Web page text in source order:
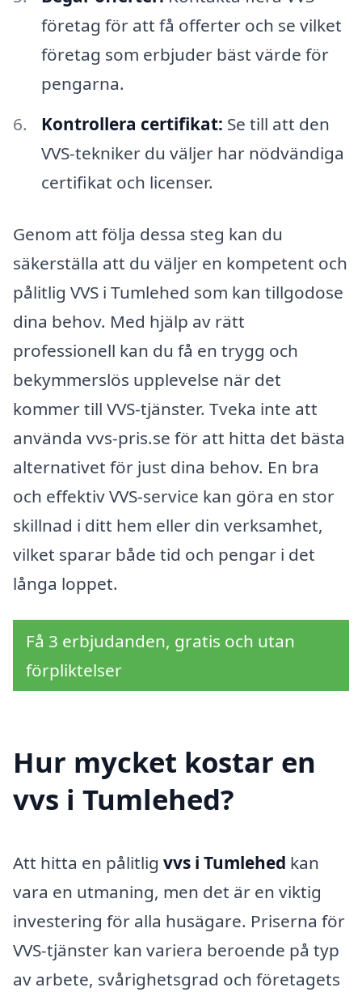
företag för att få offerter och se vilket
företag som erbjuder bäst värde för
pengarna.
Kontrollera certifikat: Se till att den
VVS-tekniker du väljer har nödvändiga
certifikat och licenser.
Genom att följa dessa steg kan du
säkerställa att du väljer en kompetent och
pålitlig VVS i Tumlehed som kan tillgodose
dina behov. Med hjälp av rätt
professionell kan du få en trygg och
bekymmerslös upplevelse när det
kommer till VVS-tjänster. Tveka inte att
använda vvs-pris.se för att hitta det bästa
alternativet för just dina behov. En bra
och effektiv VVS-service kan göra en stor
skillnad i ditt hem eller din verksamhet,
vilket sparar både tid och pengar i det
långa loppet.
Få 3 erbjudanden, gratis och utan
förpliktelser
Hur mycket kostar en
vvs i Tumlehed?
Att hitta en pålitlig vvs i Tumlehed kan
vara en utmaning, men det är en viktig
investering för alla husägare. Priserna för
VVS-tjänster kan variera beroende på typ
av arbete, svårighetsgrad och företagets